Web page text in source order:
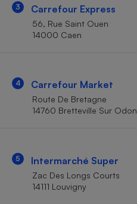
3 Carrefour Express
56, Rue Saint Ouen
14000 Caen
4 Carrefour Market
Route De Bretagne
14760 Bretteville Sur Odon
5 Intermarché Super
Zac Des Longs Courts
14111 Louvigny